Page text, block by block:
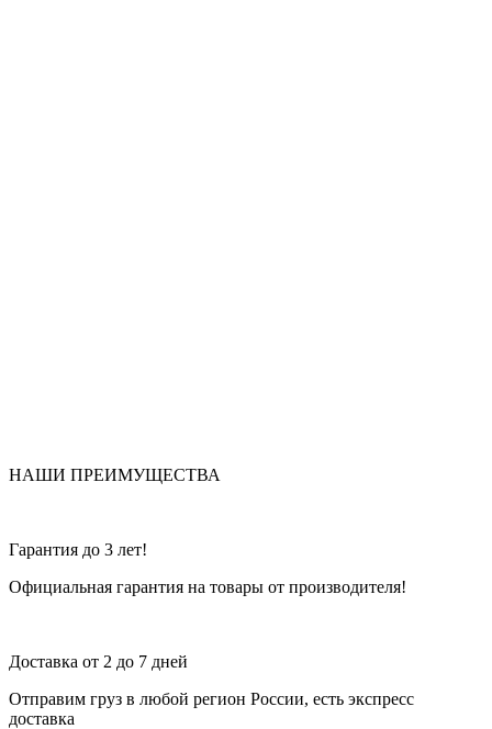
НАШИ ПРЕИМУЩЕСТВА
Гарантия до 3 лет!
Официальная гарантия на товары от производителя!
Доставка от 2 до 7 дней
Отправим груз в любой регион России, есть экспресс
доставка